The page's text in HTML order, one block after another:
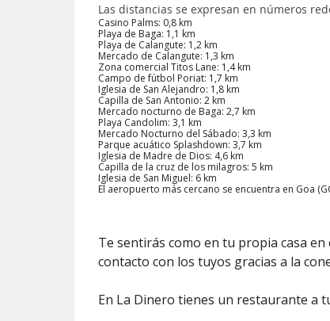
Las distancias se expresan en números
Casino Palms: 0,8 km
Playa de Baga: 1,1 km
Playa de Calangute: 1,2 km
Mercado de Calangute: 1,3 km
Zona comercial Titos Lane: 1,4 km
Campo de fútbol Poriat: 1,7 km
Iglesia de San Alejandro: 1,8 km
Capilla de San Antonio: 2 km
Mercado nocturno de Baga: 2,7 km
Playa Candolim: 3,1 km
Mercado Nocturno del Sábado: 3,3 km
Parque acuático Splashdown: 3,7 km
Iglesia de Madre de Dios: 4,6 km
Capilla de la cruz de los milagros: 5 km
Iglesia de San Miguel: 6 km
El aeropuerto más cercano se encuentra en Goa
Te sentirás como en tu propia casa
contacto con los tuyos gracias a la
En La Dinero tienes un restaurante a